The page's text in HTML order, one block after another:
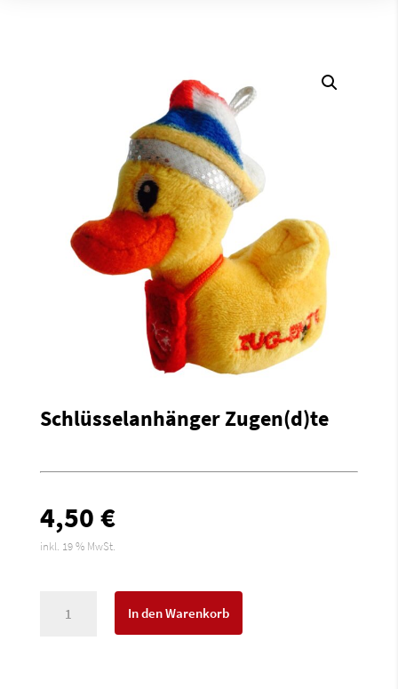
Schlüsselanhänger Zugen(d)te
4,50 €
inkl. 19 % MwSt.
Zugen(d)te
In den Warenkorb